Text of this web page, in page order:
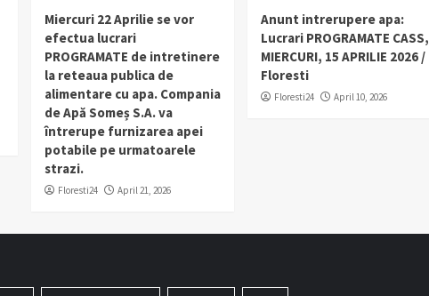
Miercuri 22 Aprilie se vor
efectua lucrari
PROGRAMATE de intretinere
la reteaua publica de
alimentare cu apa. Compania
de Apă Someș S.A. va
întrerupe furnizarea apei
potabile pe urmatoarele
strazi.
Floresti24 April 21, 2026
Anunt intrerupere apa:
Lucrari PROGRAMATE CASS,
MIERCURI, 15 APRILIE 2026 /
Floresti
Floresti24 April 10, 2026